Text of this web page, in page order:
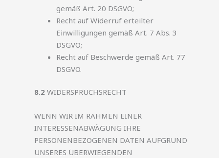
gemäß Art. 20 DSGVO;
Recht auf Widerruf erteilter
Einwilligungen gemäß Art. 7 Abs. 3
DSGVO;
Recht auf Beschwerde gemäß Art. 77
DSGVO.
8.2 WIDERSPRUCHSRECHT
WENN WIR IM RAHMEN EINER
INTERESSENABWÄGUNG IHRE
PERSONENBEZOGENEN DATEN AUFGRUND
UNSERES ÜBERWIEGENDEN